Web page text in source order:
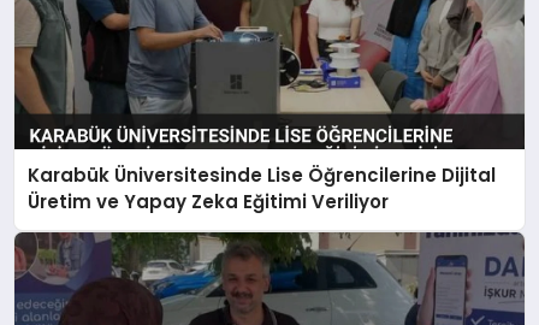
Karabük Üniversitesinde Lise Öğrencilerine Dijital
Üretim ve Yapay Zeka Eğitimi Veriliyor